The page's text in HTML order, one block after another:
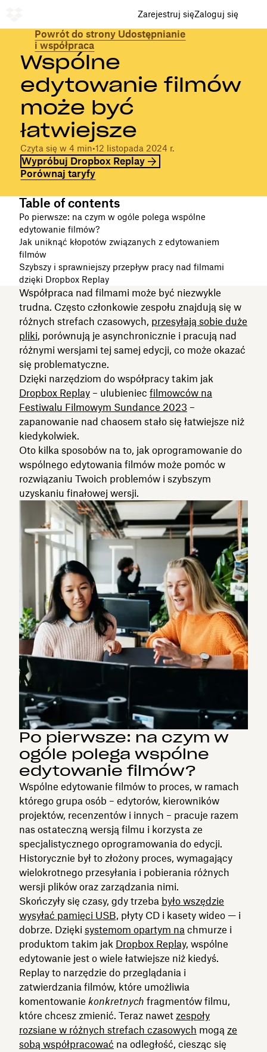
Zarejestruj sięZaloguj się
Powrót do strony Udostępnianie
i współpraca
Wspólne
edytowanie filmów
może być
łatwiejsze
Czyta się w 4 min•12 listopada 2024 r.
Wypróbuj Dropbox Replay
Porównaj taryfy
Table of contents
Po pierwsze: na czym w ogóle polega wspólne
edytowanie filmów?
Jak uniknąć kłopotów związanych z edytowaniem
filmów
Szybszy i sprawniejszy przepływ pracy nad filmami
dzięki Dropbox Replay
Współpraca nad filmami może być niezwykle
trudna. Często członkowie zespołu znajdują się w
różnych strefach czasowych, przesyłają sobie duże
pliki, porównują je asynchronicznie i pracują nad
różnymi wersjami tej samej edycji, co może okazać
się problematyczne.
Dzięki narzędziom do współpracy takim jak
Dropbox Replay – ulubieniec filmowców na
Festiwalu Filmowym Sundance 2023 –
zapanowanie nad chaosem stało się łatwiejsze niż
kiedykolwiek.
Oto kilka sposobów na to, jak oprogramowanie do
wspólnego edytowania filmów może pomóc w
rozwiązaniu Twoich problemów i szybszym
uzyskaniu finałowej wersji.
Po pierwsze: na czym w
ogóle polega wspólne
edytowanie filmów?
Wspólne edytowanie filmów to proces, w ramach
którego grupa osób – edytorów, kierowników
projektów, recenzentów i innych – pracuje razem
nas ostateczną wersją filmu i korzysta ze
specjalistycznego oprogramowania do edycji.
Historycznie był to złożony proces, wymagający
wielokrotnego przesyłania i pobierania różnych
wersji plików oraz zarządzania nimi.
Skończyły się czasy, gdy trzeba było wszędzie
wysyłać pamięci USB, płyty CD i kasety wideo — i
dobrze. Dzięki systemom opartym na chmurze i
produktom takim jak Dropbox Replay, wspólne
edytowanie jest o wiele łatwiejsze niż kiedyś.
Replay to narzędzie do przeglądania i
zatwierdzania filmów, które umożliwia
komentowanie konkretnych fragmentów filmu,
które chcesz zmienić. Teraz nawet zespoły
rozsiane w różnych strefach czasowych mogą ze
sobą współpracować na odległość, ciesząc się